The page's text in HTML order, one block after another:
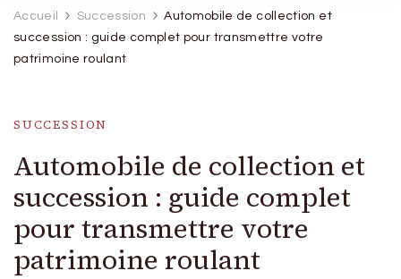
Accueil Succession
Automobile de collection et
succession : guide complet pour transmettre votre
patrimoine roulant
SUCCESSION
Automobile de collection et
succession : guide complet
pour transmettre votre
patrimoine roulant